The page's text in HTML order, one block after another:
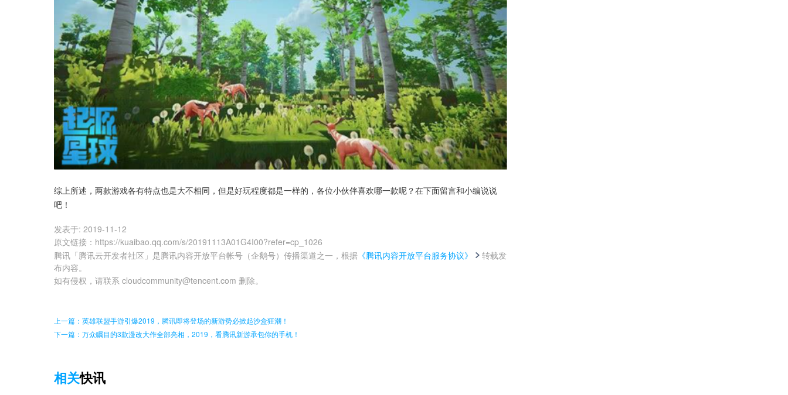
综上所述，两款游戏各有特点也是大不相同，但是好玩程度都是一样的，各位小伙伴喜欢哪一款呢？在下面留言和小编说说
吧！
发表于: 2019-11-12
原文链接 ： https://kuaibao.qq.com/s/20191113A01G4I00?refer=cp_1026
腾讯「腾讯云开发者社区」是腾讯内容开放平台帐号（企鹅号）传播渠道之一，根据 《腾讯内容开放平台服务协议》
转载发
布内容。
如有侵权，请联系 cloudcommunity@tencent.com 删除。
上一篇：英雄联盟手游引爆2019，腾讯即将登场的新游势必掀起沙盒狂潮！
下一篇：万众瞩目的3款漫改大作全部亮相，2019，看腾讯新游承包你的手机！
相关快讯